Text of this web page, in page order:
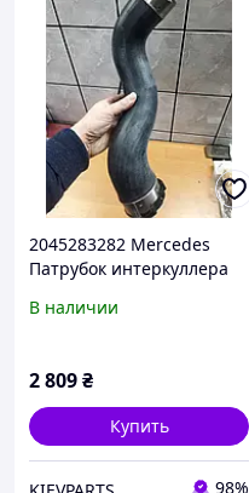
2045283282 Mercedes
Патрубок интеркуллера
В наличии
2 809₴
Купить
98%